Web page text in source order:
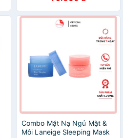
Combo Mặt Nạ Ngủ Mặt &
Môi Laneige Sleeping Mask